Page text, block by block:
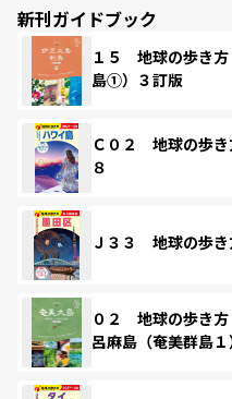
新刊ガイドブック
１５ 地球の歩き
島①）３訂版
Ｃ０２ 地球の歩
８
Ｊ３３ 地球の歩
０２ 地球の歩き
呂麻島（奄美群島